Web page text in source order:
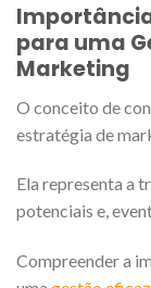
para uma
Marketing
O conceito de
estratégia de
Ela representa a
potenciais e,
Compreender a